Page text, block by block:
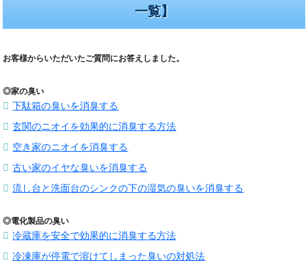
一覧】
お客様からいただいたご質問にお答えしました。
◎家の臭い
下駄箱の臭いを消臭する
玄関のニオイを効果的に消臭する方法
空き家のニオイを消臭する
古い家のイヤな臭いを消臭する
流し台と洗面台のシンクの下の湿気の臭いを消臭する
◎電化製品の臭い
冷蔵庫を安全で効果的に消臭する方法
冷凍庫が停電で溶けてしまった臭いの対処法